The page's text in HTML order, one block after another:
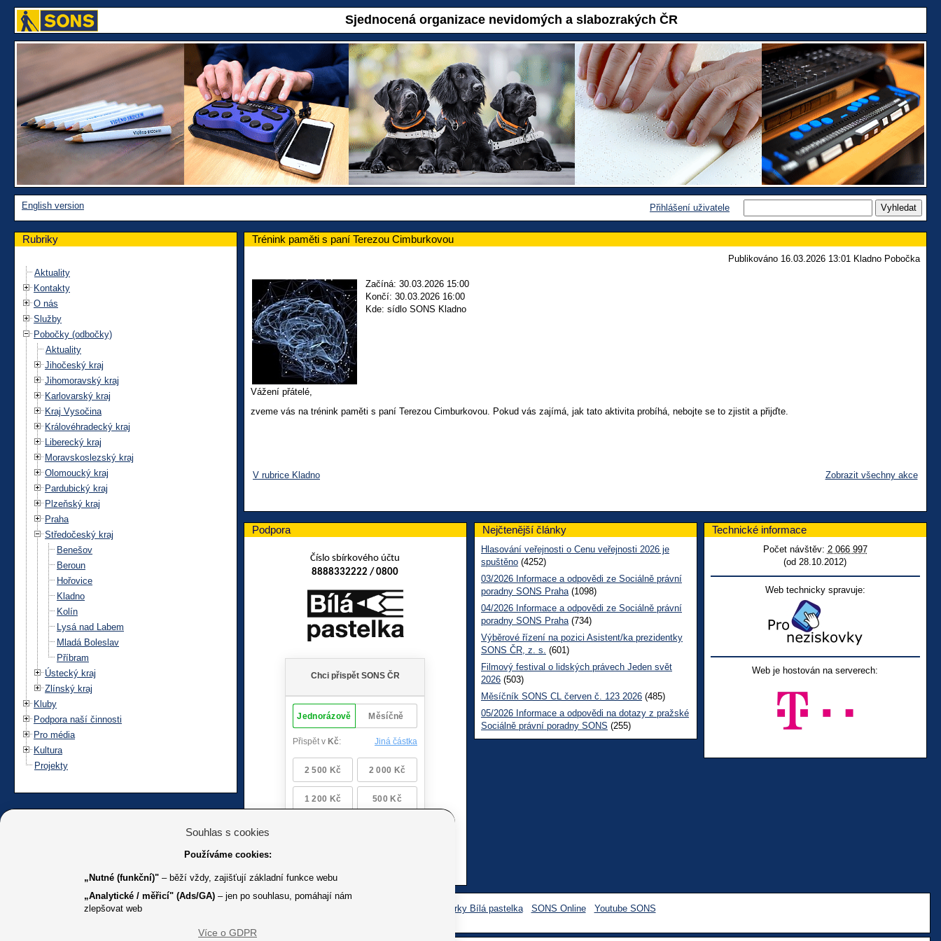
Sjednocená organizace nevidomých a slabozrakých ČR
English version Přihlášení uživatele
Rubriky
Aktuality
Kontakty
O nás
Služby
Pobočky (odbočky)
Aktuality
Jihočeský kraj
Jihomoravský kraj
Karlovarský kraj
Kraj Vysočina
Královéhradecký kraj
Liberecký kraj
Moravskoslezský kraj
Olomoucký kraj
Pardubický kraj
Plzeňský kraj
Praha
Středočeský kraj
Benešov
Beroun
Hořovice
Kladno
Kolín
Lysá nad Labem
Mladá Boleslav
Příbram
Ústecký kraj
Zlínský kraj
Kluby
Podpora naší činnosti
Pro média
Kultura
Projekty
Trénink paměti s paní Terezou Cimburkovou
Publikováno 16.03.2026 13:01 Kladno Pobočka
Začíná: 30.03.2026 15:00
Končí: 30.03.2026 16:00
Kde: sídlo SONS Kladno
Vážení přátelé,
zveme vás na trénink paměti s paní Terezou Cimburkovou. Pokud vás zajímá, jak tato aktivita probíhá, nebojte se to zjistit a přijďte.
V rubrice Kladno Zobrazit všechny akce
Podpora
Číslo sbírkového účtu
8888332222 / 0800
Nejčtenější články
Hlasování veřejnosti o Cenu veřejnosti 2026 je
spuštěno (4252)
03/2026 Informace a odpovědi ze Sociálně právní
poradny SONS Praha (1098)
04/2026 Informace a odpovědi ze Sociálně právní
poradny SONS Praha (734)
Výběrové řízení na pozici Asistent/ka prezidentky
SONS ČR, z. s. (601)
Filmový festival o lidských právech Jeden svět
2026 (503)
Měsíčník SONS CL červen č. 123 2026 (485)
05/2026 Informace a odpovědi na dotazy z pražské
Sociálně právní poradny SONS (255)
Technické informace
Počet návštěv: 2 066 997
(od 28.10.2012)
Web technicky spravuje:
Web je hostován na serverech:
Facebook sbírky Bílá pastelka SONS Online Youtube SONS
Souhlas s cookies
Používáme cookies:
„Nutné (funkční)" – běží vždy, zajišťují základní funkce webu
„Analytické / měřicí" (Ads/GA) – jen po souhlasu, pomáhají nám
zlepšovat web
Více o GDPR